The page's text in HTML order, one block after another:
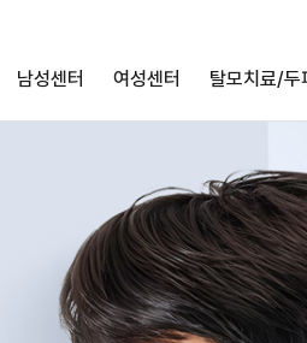
남성센터 여성센터 탈모치료/두